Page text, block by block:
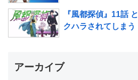
『風都探偵』11話
クハラされてしまう
アーカイブ